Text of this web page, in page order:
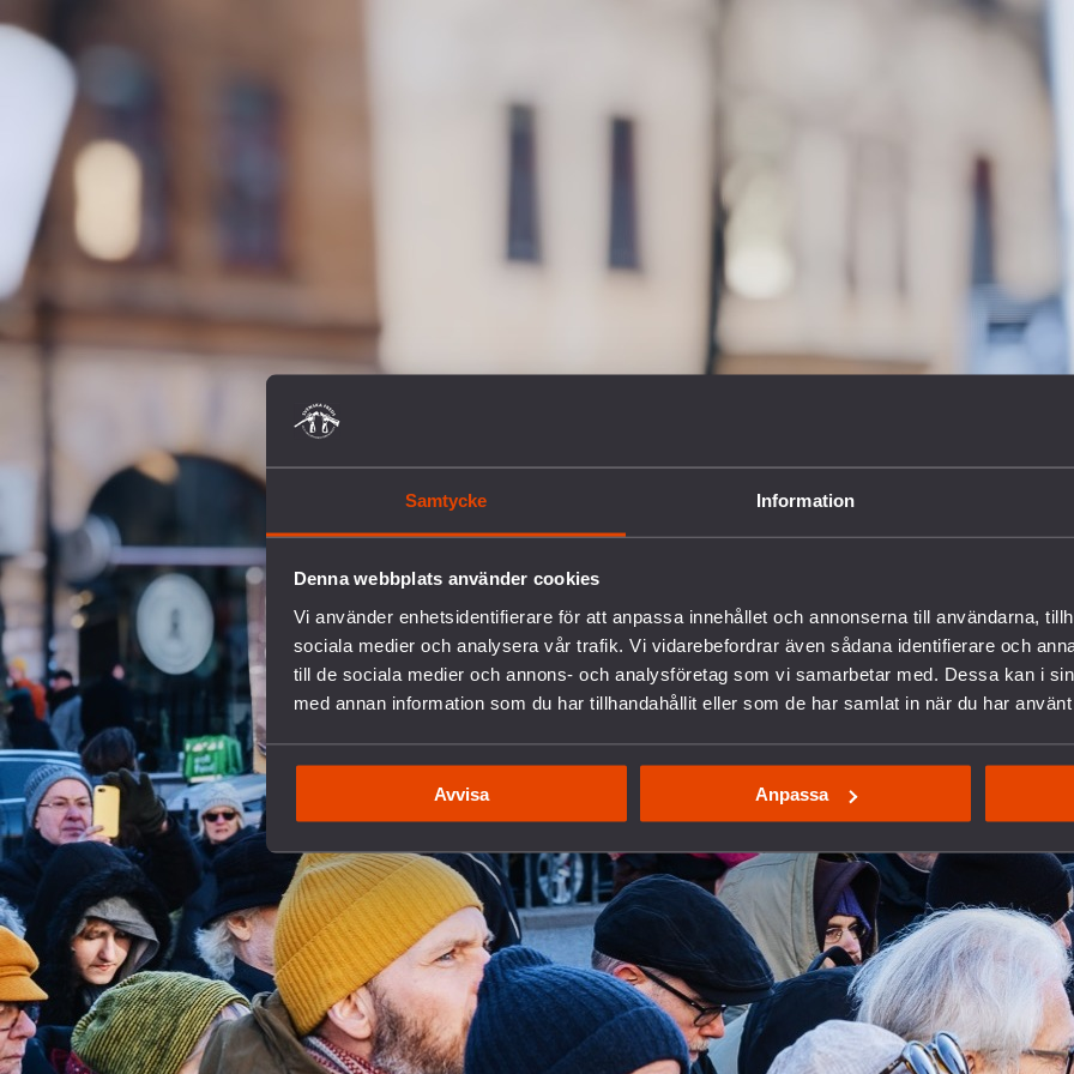
Samtycke Information
Denna webbplats använder cookies
Vi använder enhetsidentifierare för att anpassa innehållet och annonserna till användarna,
sociala medier och analysera vår trafik. Vi vidarebefordrar även sådana identifierare och
till de sociala medier och annons- och analysföretag som vi samarbetar med. Dessa kan i
med annan information som du har tillhandahållit eller som de har samlat in när du har
Avvisa Anpassa